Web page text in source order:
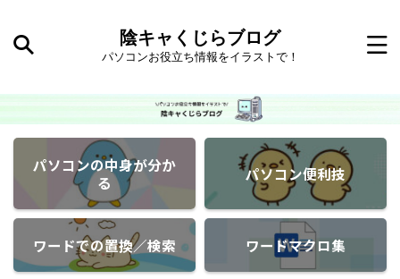
陰キャくじらブログ
パソコンお役立ち情報をイラストで！
パソコンの中身が分か
る
パソコン便利技
ワードでの置換／検索 ワードマクロ集